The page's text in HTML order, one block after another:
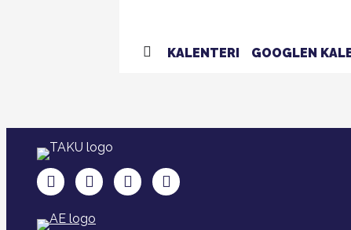
KALENTERI GOOGLEN
TAKU Facebookissa
TAKU Twitterissä
TAKU Instagramissa
TAKU LinkedInissä